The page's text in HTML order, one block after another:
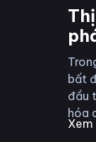
bất
đầu
hóa